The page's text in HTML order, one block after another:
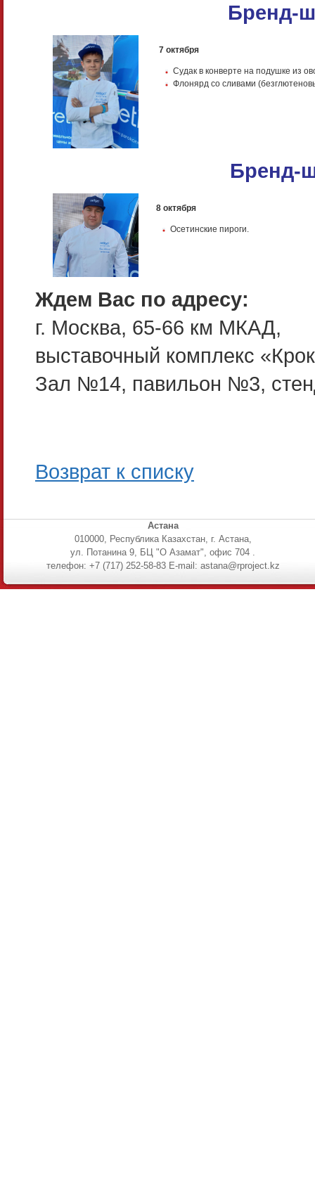
Бренд-
7 октября
Судак в конверте на подушке из
Флонярд со сливами
Бренд-
8 октября
Осетинские пироги.
Ждем Вас по адресу:
г. Москва, 65-66 км МКАД,
выставочный комплекс
Зал №14, павильон №3,
Возврат к списку
Астана
010000, Республика Казахстан, г. Астана,
ул. Потанина 9, БЦ "О Азамат", офис 704 .
телефон: +7 (717) 252-58-83 E-mail: astana@rproject.kz